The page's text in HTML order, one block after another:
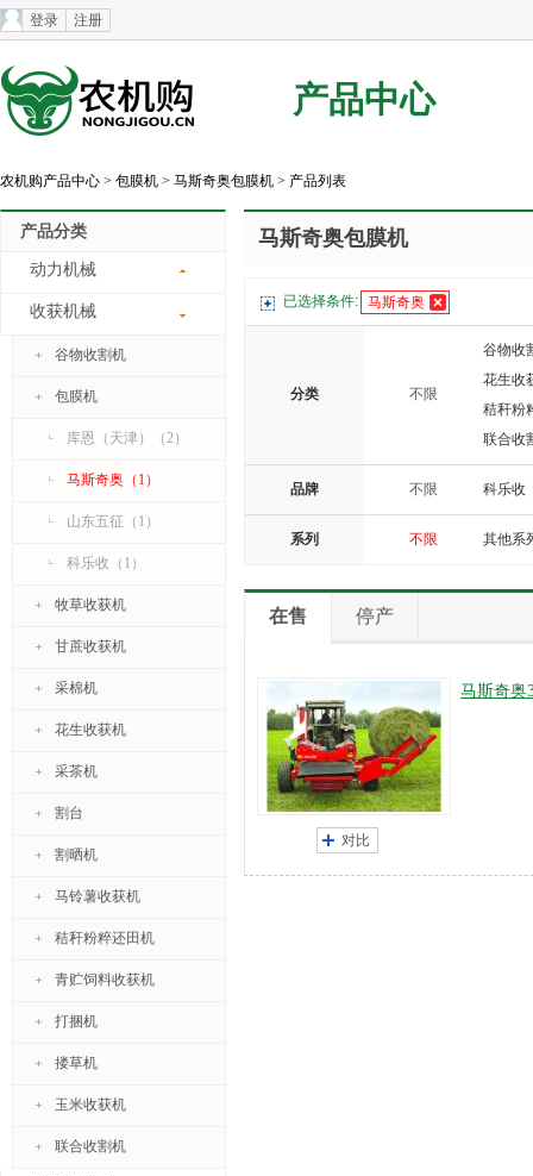
登录 注册
产品中心
农机购产品中心 > 包膜机 > 马斯奇奥包膜机 > 产品列表
产品分类
动力机械
收获机械
谷物收割机
包膜机
库恩（天津）（2）
马斯奇奥（1）
山东五征（1）
科乐收（1）
牧草收获机
甘蔗收获机
采棉机
花生收获机
采茶机
割台
割晒机
马铃薯收获机
秸秆粉粹还田机
青贮饲料收获机
打捆机
搂草机
玉米收获机
联合收割机
马斯奇奥包膜机
已选择条件: 马斯奇奥
分类 不限
谷物收
花生收
秸秆粉
联合收
品牌 不限 科乐收
系列 不限 其他系
在售 停产
对比
马斯奇奥